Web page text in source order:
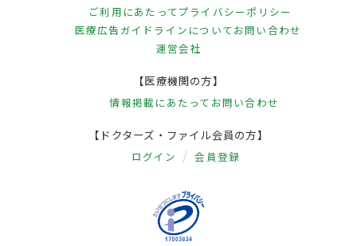
ご利用にあたってプライバシーポリシー
医療広告ガイドラインについてお問い合わせ
運営会社
【医療機関の方】
情報掲載にあたって お問い合わせ
【ドクターズ・ファイル会員の方】
ログイン 会員登録